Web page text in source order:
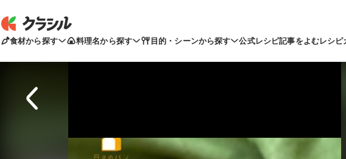
食材から探す 料理名から探す 目的・シーンから探す 公式レシピ記事をよむレシピ